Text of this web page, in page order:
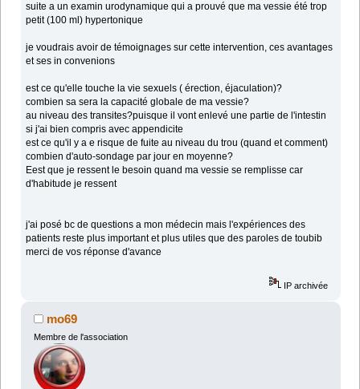
suite a un examin urodynamique qui a prouvé que ma vessie été trop
petit (100 ml) hypertonique
je voudrais avoir de témoignages sur cette intervention, ces avantages
et ses in convenions
est ce qu'elle touche la vie sexuels ( érection, éjaculation)?
combien sa sera la capacité globale de ma vessie?
au niveau des transites?puisque il vont enlevé une partie de l'intestin
si j'ai bien compris avec appendicite
est ce qu'il y a e risque de fuite au niveau du trou (quand et comment)
combien d'auto-sondage par jour en moyenne?
Eest que je ressent le besoin quand ma vessie se remplisse car
d'habitude je ressent
j'ai posé bc de questions a mon médecin mais l'expériences des
patients reste plus important et plus utiles que des paroles de toubib
merci de vos réponse d'avance
IP archivée
mo69
Membre de l'association